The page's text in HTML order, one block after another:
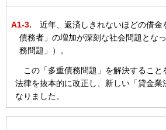
A1-3. 近年、返済しきれないほどの借金
債務者」の増加が深刻な社会問題とな
務問題」）。
この「多重債務問題」を解決するこ
法律を抜本的に改正し、新しい「貸金業
なりました。